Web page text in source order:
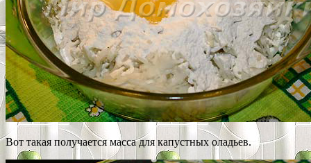
Вот такая получается масса для капустных оладьев.